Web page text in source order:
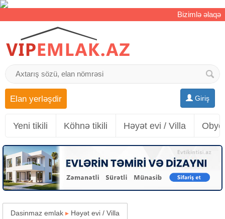
Bizimlə əlaqə
Giriş
Elan yerləşdir
Yeni tikili Köhnə tikili Həyət evi / Villa
Dasinmaz emlak ▸ Həyət evi / Villa